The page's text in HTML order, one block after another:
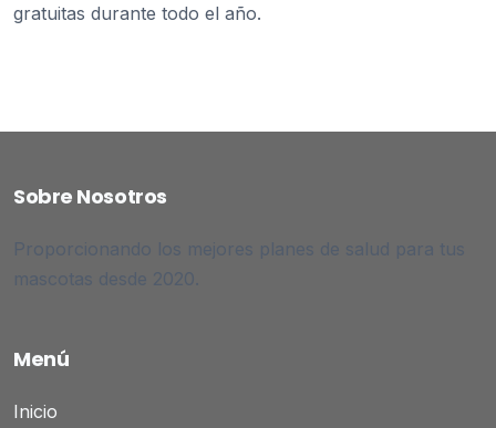
gratuitas durante todo el año.
Sobre Nosotros
Proporcionando los mejores planes de salud para tus
mascotas desde 2020.
Menú
Inicio